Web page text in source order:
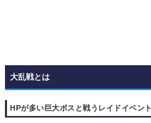
大乱戦とは
HPが多い巨大ボスと戦うレイドイベント